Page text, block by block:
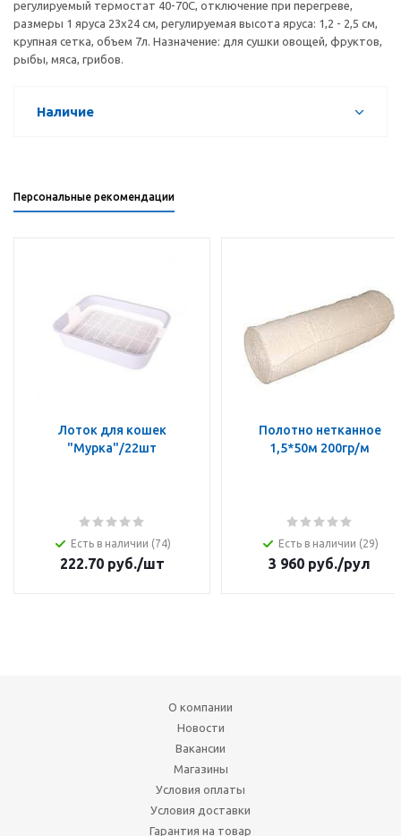
регулируемый термостат 40-70C, отключение при перегреве,
размеры 1 яруса 23х24 см, регулируемая высота яруса: 1,2 - 2,5 см,
крупная сетка, объем 7л. Назначение: для сушки овощей, фруктов,
рыбы, мяса, грибов.
Наличие
Персональные рекомендации
Лоток для кошек
"Мурка"/22шт
Есть в наличии (74)
222.70руб./шт
Полотно нетканное
1,5*50м 200гр/м
Есть в наличии (29)
3 960 руб./рул
О компании
Новости
Вакансии
Магазины
Условия оплаты
Условия доставки
Гарантия на товар